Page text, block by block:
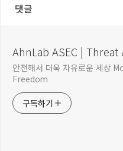
댓글
AhnLab ASEC | Threat
안전해서 더욱 자유로운 세상
Freedom
구독하기